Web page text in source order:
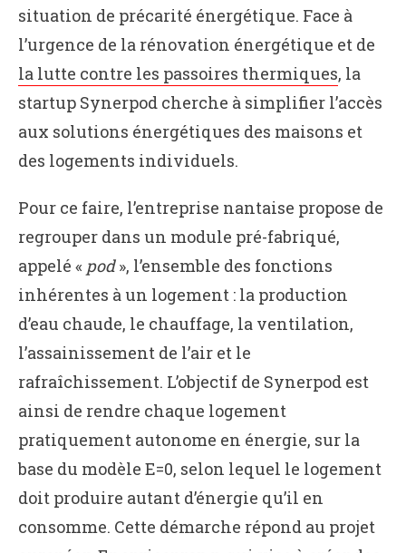
situation de précarité énergétique. Face à
l’urgence de la rénovation énergétique et de
la lutte contre les passoires thermiques, la
startup Synerpod cherche à simplifier l’accès
aux solutions énergétiques des maisons et
des logements individuels.
Pour ce faire, l’entreprise nantaise propose de
regrouper dans un module pré-fabriqué,
appelé « pod», l’ensemble des fonctions
inhérentes à un logement : la production
d’eau chaude, le chauffage, la ventilation,
l’assainissement de l’air et le
rafraîchissement. L’objectif de Synerpod est
ainsi de rendre chaque logement
pratiquement autonome en énergie, sur la
base du modèle E=0, selon lequel le logement
doit produire autant d’énergie qu’il en
consomme. Cette démarche répond au projet